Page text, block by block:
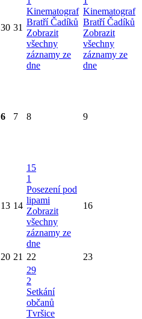
30 31
Kinematograf
Bratří Čadíků
Zobrazit
všechny
záznamy ze
dne
Kinematograf
Bratří Čadíků
Zobrazit
všechny
záznamy ze
dne
6 7 8 9
13 14
15
1
Posezení pod
lipami
Zobrazit
všechny
záznamy ze
dne
16
20 21 22 23
29
2
Setkání
občanů
Tvršice